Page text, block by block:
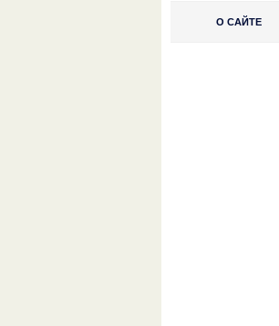
О САЙТЕ